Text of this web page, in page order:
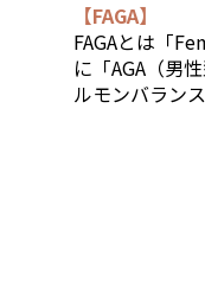
【FAGA】
FAGAとは「
に「AGA（男
ルモンバラン